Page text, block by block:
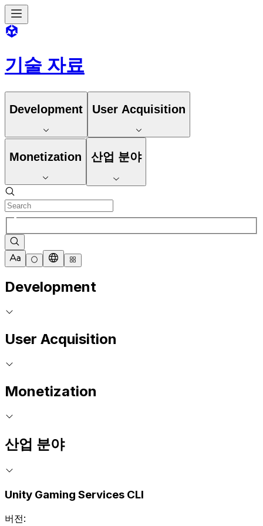
기술 자료
Development User Acquisition
Monetization 산업 분야
Development
User Acquisition
Monetization
산업 분야
Unity Gaming Services CLI
버전: